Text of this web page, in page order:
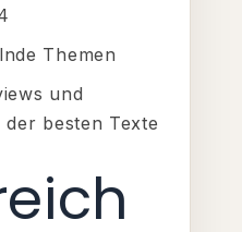
Themen
und
besten Texte